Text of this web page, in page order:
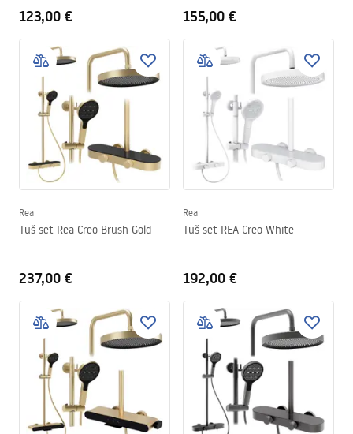
123,00 € 155,00 €
Rea
Tuš set Rea Creo Brush Gold
237,00 €
Rea
Tuš set REA Creo White
192,00 €